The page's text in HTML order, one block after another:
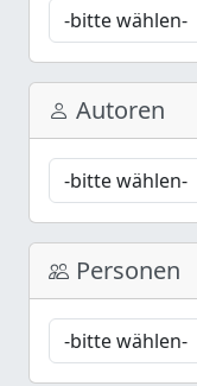
Autoren
Personen